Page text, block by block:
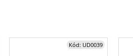
Kód: UD0039